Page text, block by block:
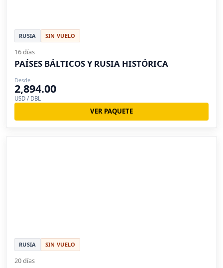
RUSIA SIN VUELO
16 días
PAÍSES BÁLTICOS Y RUSIA HISTÓRICA
Desde
2,894.00
USD / DBL
VER PAQUETE
RUSIA SIN VUELO
20 días